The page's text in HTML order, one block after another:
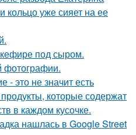
кольцо уже сияет на ее
под сыром.
фотографии.
- это не значит есть
которые содержат
в каждом кусочке.
нашлась в Google Street